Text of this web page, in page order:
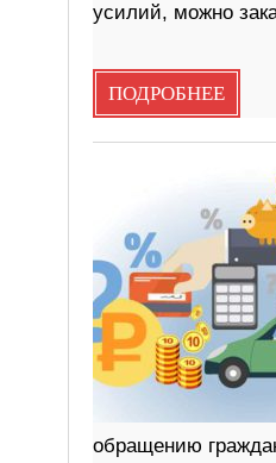
усилий, можно
ПОДРОБНЕЕ
обращению